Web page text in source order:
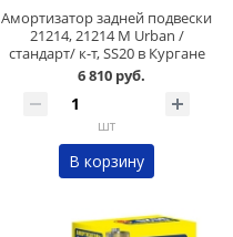
Амортизатор задней подвески
21214, 21214 М Urban /
стандарт/ к-т, SS20 в Кургане
6 810 руб.
шт
В корзину